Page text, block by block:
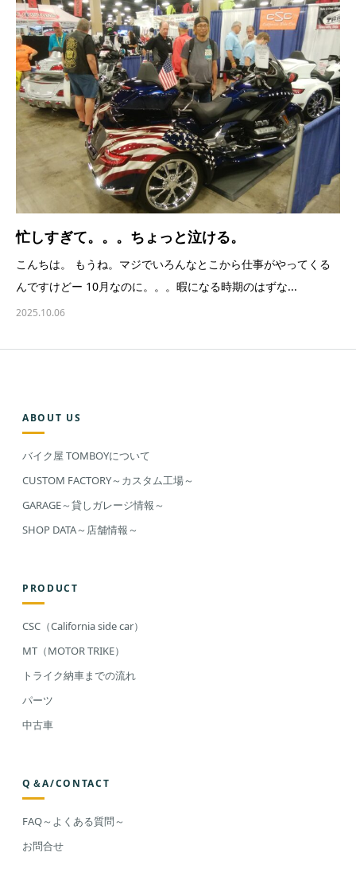
忙しすぎて。。。ちょっと泣ける。
こんちは。 もうね。マジでいろんなとこから仕事がやってくる
んですけどー 10月なのに。。。暇になる時期のはずな...
2025.10.06
ABOUT US
バイク屋 TOMBOYについて
CUSTOM FACTORY～カスタム工場～
GARAGE～貸しガレージ情報～
SHOP DATA～店舗情報～
PRODUCT
CSC（California side car）
MT（MOTOR TRIKE）
トライク納車までの流れ
パーツ
中古車
Q＆A/CONTACT
FAQ～よくある質問～
お問合せ